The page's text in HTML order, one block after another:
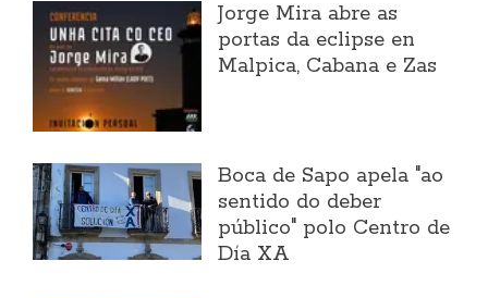
Jorge Mira abre as
portas da eclipse en
Malpica, Cabana e Zas
Boca de Sapo apela "ao
sentido do deber
público" polo Centro de
Día XA